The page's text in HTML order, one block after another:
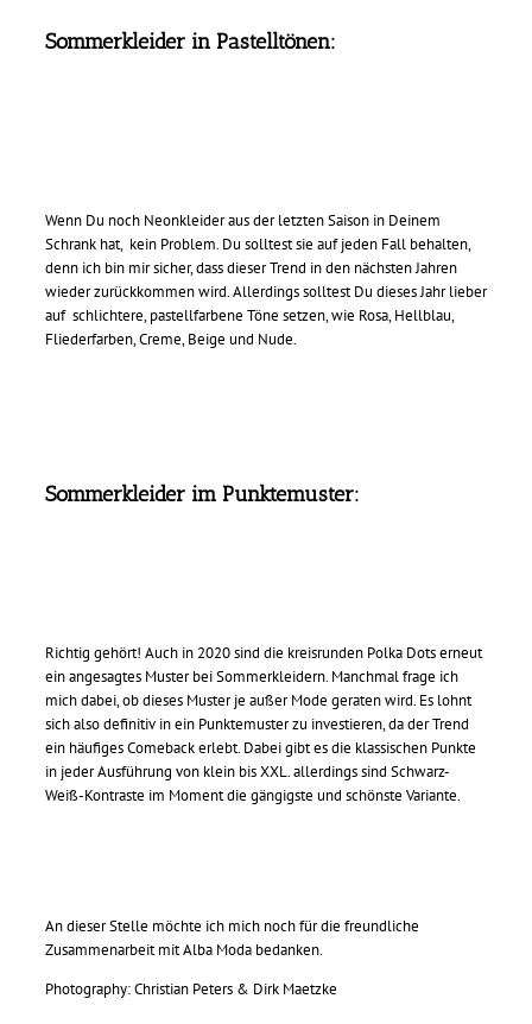
Sommerkleider in Pastelltönen:
Wenn Du noch Neonkleider aus der letzten Saison in Deinem
Schrank hat, kein Problem. Du solltest sie auf jeden Fall behalten,
denn ich bin mir sicher, dass dieser Trend in den nächsten Jahren
wieder zurückkommen wird. Allerdings solltest Du dieses Jahr lieber
auf schlichtere, pastellfarbene Töne setzen, wie Rosa, Hellblau,
Fliederfarben, Creme, Beige und Nude.
Sommerkleider im Punktemuster:
Richtig gehört! Auch in 2020 sind die kreisrunden Polka Dots erneut
ein angesagtes Muster bei Sommerkleidern. Manchmal frage ich
mich dabei, ob dieses Muster je außer Mode geraten wird. Es lohnt
sich also definitiv in ein Punktemuster zu investieren, da der Trend
ein häufiges Comeback erlebt. Dabei gibt es die klassischen Punkte
in jeder Ausführung von klein bis XXL. allerdings sind Schwarz-
Weiß-Kontraste im Moment die gängigste und schönste Variante.
An dieser Stelle möchte ich mich noch für die freundliche
Zusammenarbeit mit Alba Moda bedanken.
Photography: Christian Peters & Dirk Maetzke